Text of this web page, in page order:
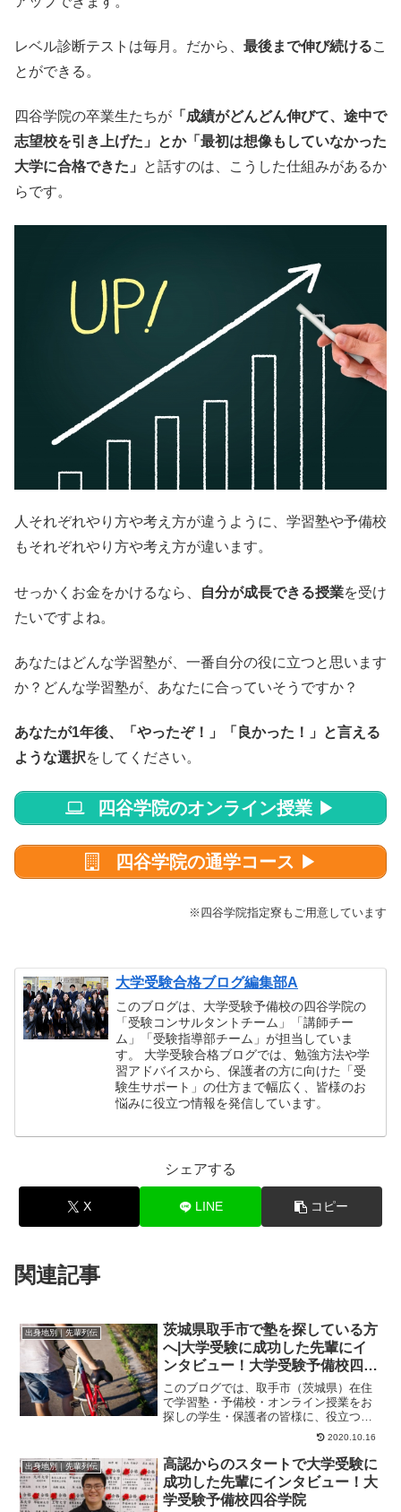
レベル診断テストは毎月。だから、 最後まで伸び続けるこ
とができる。
四谷学院の卒業生たちが 「成績がどんどん伸びて、途中で
志望校を引き上げた」とか「最初は想像もしていなかった
大学に合格できた」
と話すのは、こうした仕組みがあるか
らです。
人それぞれやり方や考え方が違うように、学習塾や予備校
もそれぞれやり方や考え方が違います。
せっかくお金をかけるなら、 自分が成長できる授業を受け
たいですよね。
あなたはどんな学習塾が、一番自分の役に立つと思います
か？どんな学習塾が、あなたに合っていそうですか？
あなたが1年後、「やったぞ！」「良かった！」と言える
ような選択をしてください。
四谷学院のオンライン授業 ▶
四谷学院の通学コース ▶
※四谷学院指定寮もご用意しています
大学受験合格ブログ編集部A
このブログは、大学受験予備校の四谷学院の
「受験コンサルタントチーム」「講師チー
ム」「受験指導部チーム」が担当していま
す。 大学受験合格ブログでは、勉強方法や学
習アドバイスから、保護者の方に向けた「受
験生サポート」の仕方まで幅広く、皆様のお
悩みに役立つ情報を発信しています。
シェアする
X LINE コピー
関連記事
出身地別｜先輩列伝
茨城県取手市で塾を探している方
へ|大学受験に成功した先輩にイ
ンタビュー！大学受験予備校四谷
学院
このブログでは、取手市（茨城県）在住
で学習塾・予備校・オンライン授業をお
探しの学生・保護者の皆様に、役立つ情
報やヒントになる情報をお伝えします。
2020.10.16
出身地別｜先輩列伝
高認からのスタートで大学受験に
成功した先輩にインタビュー！大
学受験予備校四谷学院